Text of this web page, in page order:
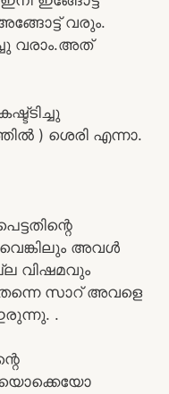
വരും.
വരാം.അത്
) ശെരി എന്നാ.
അവൾ
വിഷമവും
സാറ് അവളെ
.